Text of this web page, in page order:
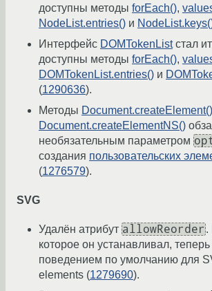
доступны методы forEach(),
NodeList.entries() и
Интерфейс DOMTokenListстал
доступны методы forEach(),
DOMTokenList.entries() и
(1290636).
Методы Document.createElement()
Document.createElementNS()
необязательным параметром
создания пользовательских
(1276579).
SVG
Удалён атрибут allowReorder .
которое он устанавливал,
поведением по умолчанию для
elements (1279690).